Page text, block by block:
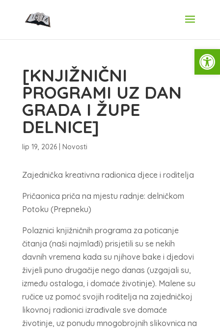
[KNJIŽNIČNI
PROGRAMI UZ DAN
GRADA I ŽUPE
DELNICE]
lip 19, 2026| Novosti
Zajednička kreativna radionica djece i roditelja
Pričaonica priča na mjestu radnje: delničkom
Potoku (Prepneku)
Polaznici knjižničnih programa za poticanje
čitanja (naši najmlađi) prisjetili su se nekih
davnih vremena kada su njihove bake i djedovi
živjeli puno drugačije nego danas (uzgajali su,
između ostaloga, i domaće životinje). Malene su
ručice uz pomoć svojih roditelja na zajedničkoj
likovnoj radionici izrađivale sve domaće
životinje, uz ponudu mnogobrojnih slikovnica na